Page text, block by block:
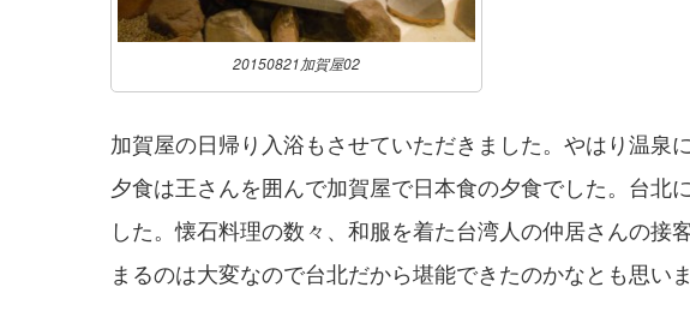
20150821加賀屋02
加賀屋の日帰り入浴もさせていただきました。やはり温泉
夕食は王さんを囲んで加賀屋で日本食の夕食でした。台北
した。懐石料理の数々、和服を着た台湾人の仲居さんの接
まるのは大変なので台北だから堪能できたのかなとも思い